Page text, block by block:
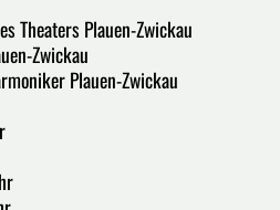
Theaters Plauen-Zwickau
Zwickau
Plauen-Zwickau